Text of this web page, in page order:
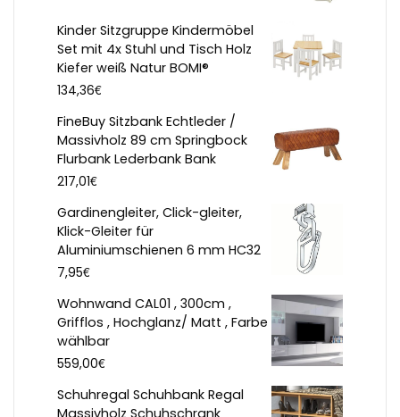
Kinder Sitzgruppe Kindermöbel
Set mit 4x Stuhl und Tisch Holz
Kiefer weiß Natur BOMI®
134,36€
FineBuy Sitzbank Echtleder /
Massivholz 89 cm Springbock
Flurbank Lederbank Bank
217,01€
Gardinengleiter, Click-gleiter,
Klick-Gleiter für
Aluminiumschienen 6 mm HC32
7,95€
Wohnwand CAL01 , 300cm ,
Grifflos , Hochglanz/ Matt , Farbe
wählbar
559,00€
Schuhregal Schuhbank Regal